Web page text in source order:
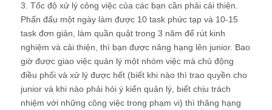
3. Tốc độ xử lý công việc của các bạn cần phải cải thiện.
Phấn đấu một ngày làm được 10 task phức tạp và 10-15
task đơn giản, làm quần quật trong 3 năm để rút kinh
nghiệm và cải thiện, thì bạn được nâng hạng lên junior. Bao
giờ được giao việc quản lý một nhóm việc mà chủ động
điều phối và xử lý được hết (biết khi nào thì trao quyền cho
junior và khi nào phải hỏi ý kiến quản lý, biết chịu trách
nhiệm với những công việc trong phạm vi) thì thăng hạng